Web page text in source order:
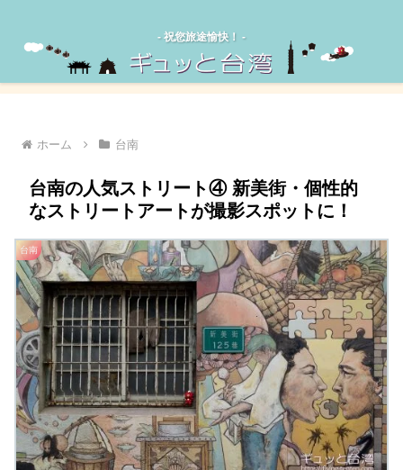
‐ 祝您旅途愉快！ -
ホーム 台南
台南の人気ストリート④ 新美街・個性的
なストリートアートが撮影スポットに！
台南